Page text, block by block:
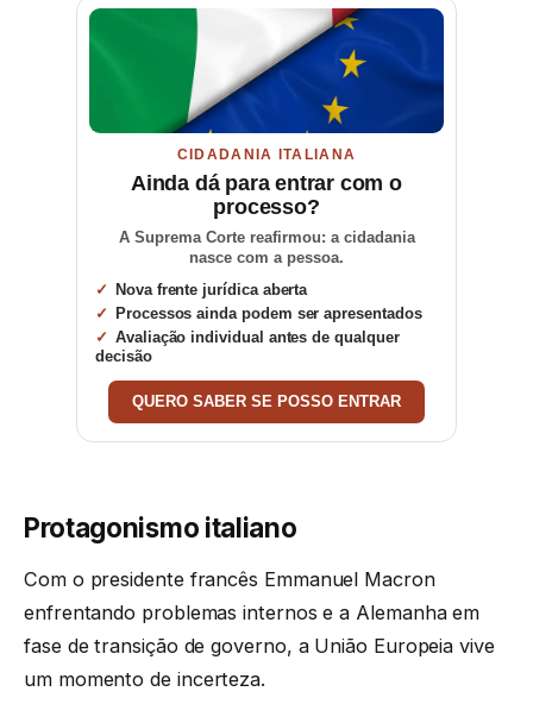
CIDADANIA ITALIANA
Ainda dá para entrar com o
processo?
A Suprema Corte reafirmou: a cidadania
nasce com a pessoa.
Nova frente jurídica aberta
Processos ainda podem ser apresentados
Avaliação individual antes de qualquer
decisão
QUERO SABER SE POSSO ENTRAR
Protagonismo italiano
Com o presidente francês Emmanuel Macron
enfrentando problemas internos e a Alemanha em
fase de transição de governo, a União Europeia vive
um momento de incerteza.